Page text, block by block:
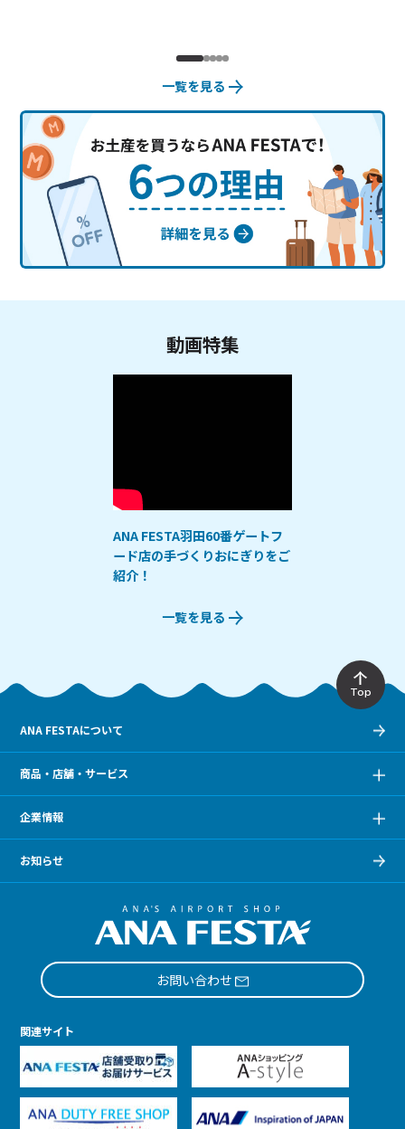
一覧を見る
動画特集
ANA FESTA羽田60番ゲートフ
ード店の手づくりおにぎりをご
紹介！
一覧を見る
Top
ANA FESTAについて
商品・店舗・サービス
企業情報
お知らせ
お問い合わせ
関連サイト